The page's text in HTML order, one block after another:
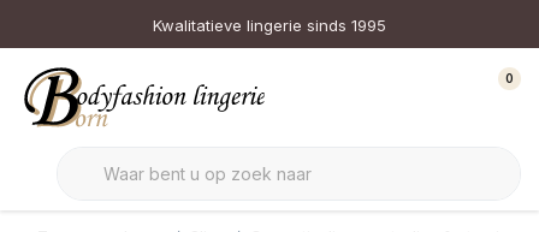
Kwalitatieve lingerie sinds 1995
0